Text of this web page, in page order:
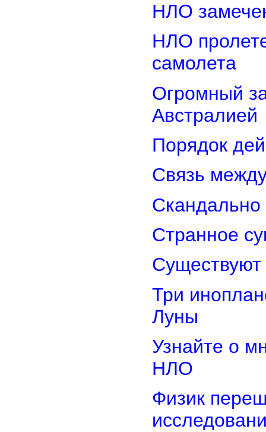
НЛО
НЛО
самолета
Огромный
Австралией
Порядок
Связь
Странное
Три
Луны
Узнайте о
НЛО
Физик